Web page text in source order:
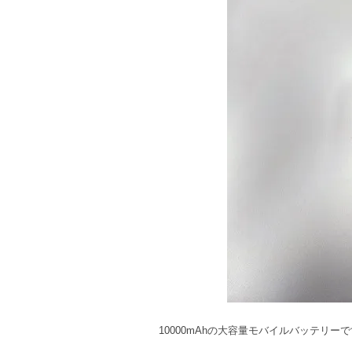
10000mAhの大容量モバイルバッテリー